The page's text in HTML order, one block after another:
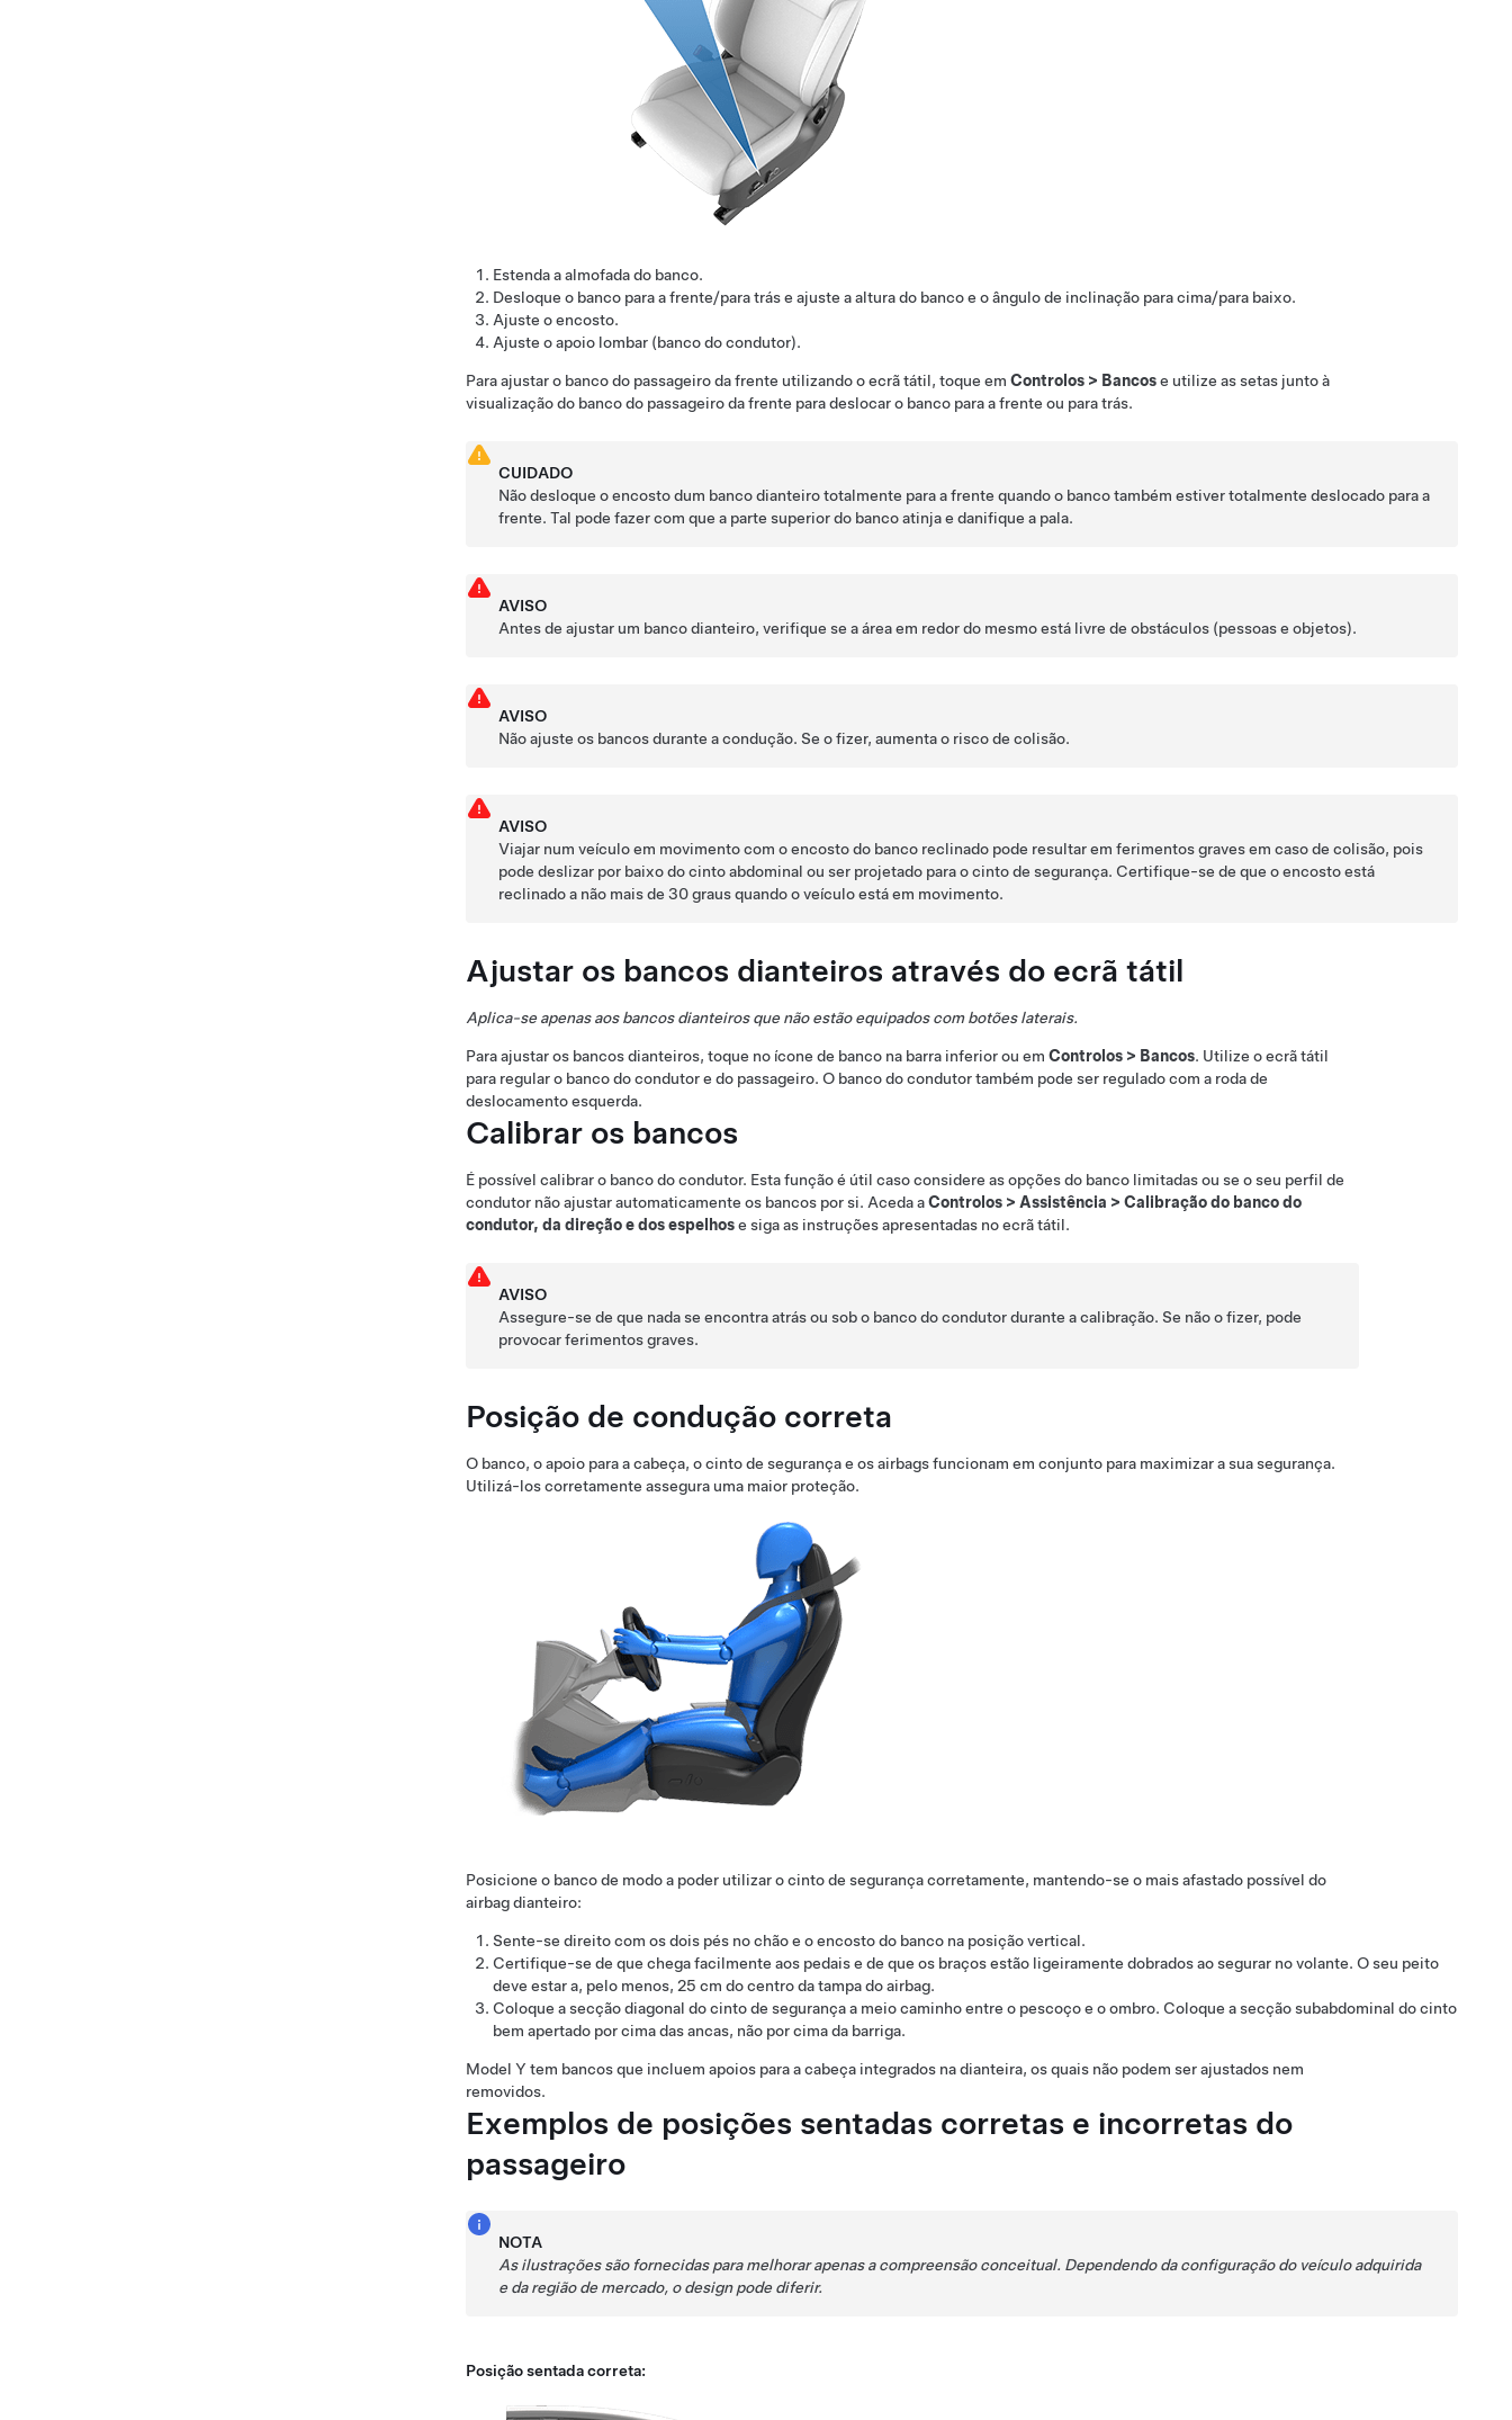
Estenda a almofada do banco.
Desloque o banco para a frente/para trás e ajuste a altura do banco e o ângulo de inclinação para cima/para baixo.
Ajuste o encosto.
Ajuste o apoio lombar (banco do condutor).
Para ajustar o banco do passageiro da frente utilizando o ecrã tátil, toque em Controlos > Bancose utilize as setas junto à
visualização do banco do passageiro da frente para deslocar o banco para a frente ou para trás.
CUIDADO
Não desloque o encosto dum banco dianteiro totalmente para a frente quando o banco também estiver totalmente deslocado para a
frente. Tal pode fazer com que a parte superior do banco atinja e danifique a pala.
AVISO
Antes de ajustar um banco dianteiro, verifique se a área em redor do mesmo está livre de obstáculos (pessoas e objetos).
AVISO
Não ajuste os bancos durante a condução. Se o fizer, aumenta o risco de colisão.
AVISO
Viajar num veículo em movimento com o encosto do banco reclinado pode resultar em ferimentos graves em caso de colisão, pois
pode deslizar por baixo do cinto abdominal ou ser projetado para o cinto de segurança. Certifique-se de que o encosto está
reclinado a não mais de 30 graus quando o veículo está em movimento.
Ajustar os bancos dianteiros através do ecrã tátil
Aplica-se apenas aos bancos dianteiros que não estão equipados com botões laterais.
Para ajustar os bancos dianteiros, toque no ícone de banco na barra inferior ou em Controlos > Bancos. Utilize o ecrã tátil
para regular o banco do condutor e do passageiro. O banco do condutor também pode ser regulado com a roda de
deslocamento esquerda.
Calibrar os bancos
É possível calibrar o banco do condutor. Esta função é útil caso considere as opções do banco limitadas ou se o seu perfil de
condutor não ajustar automaticamente os bancos por si. Aceda aControlos > Assistência > Calibração do banco do
condutor, da direção e dos espelhose siga as instruções apresentadas no ecrã tátil.
AVISO
Assegure-se de que nada se encontra atrás ou sob o banco do condutor durante a calibração. Se não o fizer, pode
provocar ferimentos graves.
Posição de condução correta
O banco, o apoio para a cabeça, o cinto de segurança e os airbags funcionam em conjunto para maximizar a sua segurança.
Utilizá-los corretamente assegura uma maior proteção.
Posicione o banco de modo a poder utilizar o cinto de segurança corretamente, mantendo-se o mais afastado possível do
airbag dianteiro:
Sente-se direito com os dois pés no chão e o encosto do banco na posição vertical.
Certifique-se de que chega facilmente aos pedais e de que os braços estão ligeiramente dobrados ao segurar no volante. O seu peito
deve estar a, pelo menos, 25 cm do centro da tampa do airbag.
Coloque a secção diagonal do cinto de segurança a meio caminho entre o pescoço e o ombro. Coloque a secção subabdominal do cinto
bem apertado por cima das ancas, não por cima da barriga.
Model Y tem bancos que incluem apoios para a cabeça integrados na dianteira, os quais não podem ser ajustados nem
removidos.
Exemplos de posições sentadas corretas e incorretas do
passageiro
NOTA
As ilustrações são fornecidas para melhorar apenas a compreensão conceitual. Dependendo da configuração do veículo adquirida
e da região de mercado, o design pode diferir.
Posição sentada correta: